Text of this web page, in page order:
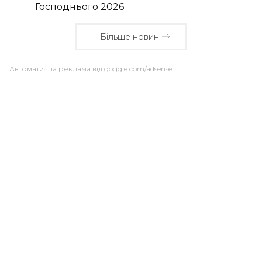
Господнього 2026
Більше новин
Автоматична реклама від goggle.com/adsense: